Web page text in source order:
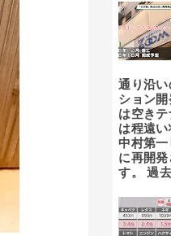
通り沿
ション
は空き
は程遠い
中村第
に再開
す。 過